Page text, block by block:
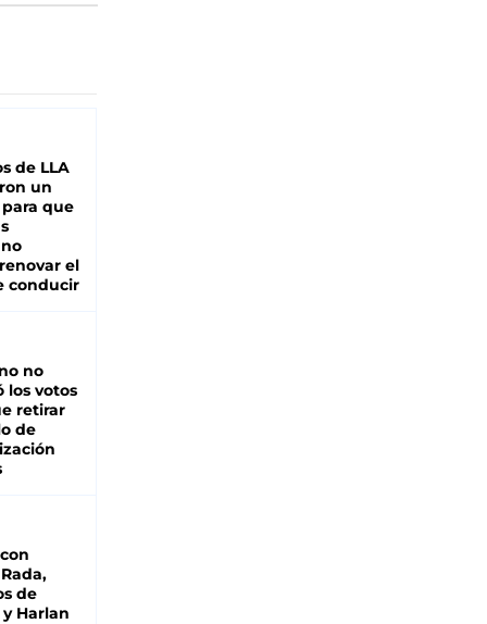
de LLA
un
que
el
conducir
no
los votos
retirar
de
de
Harlan